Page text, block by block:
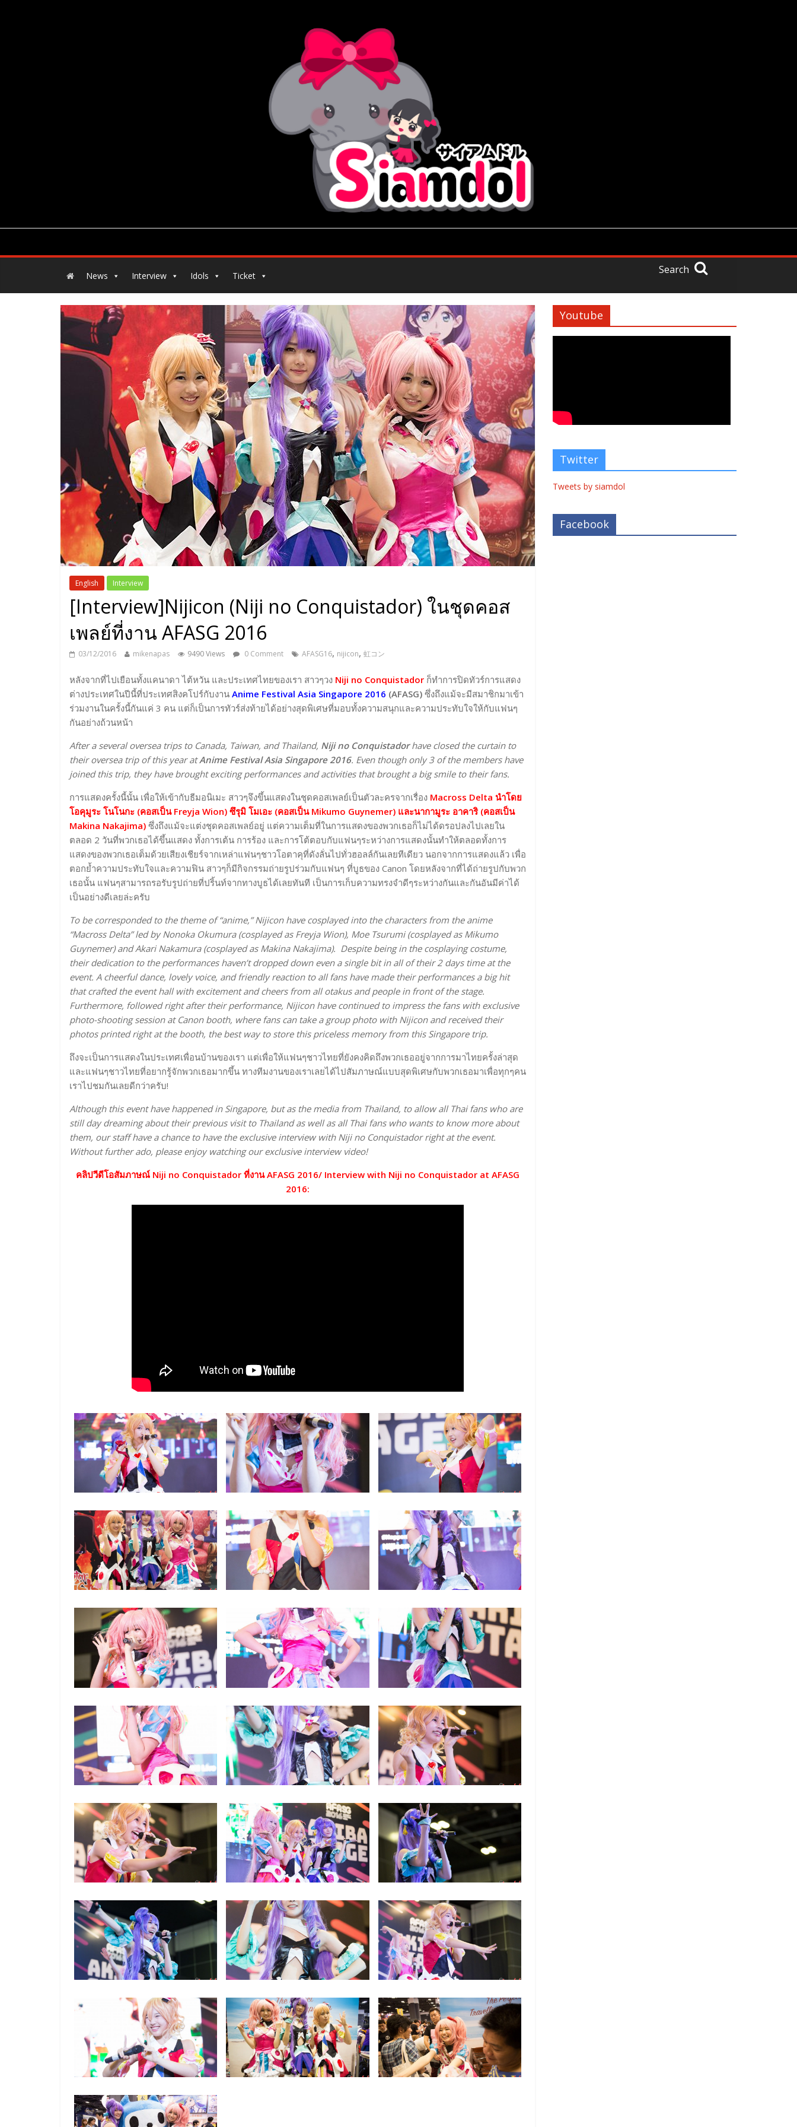
News Interview Idols Ticket Search
English Interview
[Interview]Nijicon (Niji no Conquistador) ในชุดคอส
เพลย์ที่งาน AFASG 2016
03/12/2016 mikenapas 9490 Views 0 Comment AFASG16, nijicon, 虹コン
หลังจากที่ไปเยือนทั้งแคนาดา ไต้หวัน และประเทศไทยของเรา สาวๆวง Niji no Conquistador ก็ทำการปิดทัวร์การแสดง
ต่างประเทศในปีนี้ที่ประเทศสิงคโปร์กับงาน Anime Festival Asia Singapore 2016 (AFASG) ซึ่งถึงแม้จะมีสมาชิกมาเข้า
ร่วมงานในครั้งนี้กันแค่ 3 คน แต่ก็เป็นการทัวร์ส่งท้ายได้อย่างสุดพิเศษที่มอบทั้งความสนุกและความประทับใจให้กับแฟนๆ
กันอย่างถ้วนหน้า
After a several oversea trips to Canada, Taiwan, and Thailand, Niji no Conquistadorhave closed the curtain to
their oversea trip of this year atAnime Festival Asia Singapore 2016. Even though only 3 of the members have
joined this trip, they have brought exciting performances and activities that brought a big smile to their fans.
การแสดงครั้งนี้นั้น เพื่อให้เข้ากับธีมอนิเมะ สาวๆจึงขึ้นแสดงในชุดคอสเพลย์เป็นตัวละครจากเรื่อง Macross Delta นำโดย
โอคุมูระ โนโนกะ (คอสเป็น Freyja Wion) ซึรุมิ โมเอะ (คอสเป็น Mikumo Guynemer) และนากามูระ อาคาริ (คอสเป็น
Makina Nakajima) ซึ่งถึงแม้จะแต่งชุดคอสเพลย์อยู่ แต่ความเต็มที่ในการแสดงของพวกเธอก็ไม่ได้ดรอปลงไปเลยใน
ตลอด 2 วันที่พวกเธอได้ขึ้นแสดง ทั้งการเต้น การร้อง และการโต้ตอบกับแฟนๆระหว่างการแสดงนั้นทำให้ตลอดทั้งการ
แสดงของพวกเธอเต็มด้วยเสียงเชียร์จากเหล่าแฟนๆชาวโอตาคุที่ดังลั่นไปทั่วฮอลล์กันเลยทีเดียว นอกจากการแสดงแล้ว เพื่อ
ตอกย้ำความประทับใจและความฟิน สาวๆก็มีกิจกรรมถ่ายรูปร่วมกับแฟนๆ ที่บูธของ Canon โดยหลังจากที่ได้ถ่ายรูปกับพวก
เธอนั้น แฟนๆสามารถรอรับรูปถ่ายที่ปริ้นท์จากทางบูธได้เลยทันที เป็นการเก็บความทรงจำดีๆระหว่างกันและกันอันมีค่าได้
เป็นอย่างดีเลยล่ะครับ
To be corresponded to the theme of “anime,” Nijicon have cosplayed into the characters from the anime
“Macross Delta” led by Nonoka Okumura (cosplayed as Freyja Wion), Moe Tsurumi (cosplayed as Mikumo
Guynemer) and Akari Nakamura (cosplayed as Makina Nakajima). Despite being in the cosplaying costume,
their dedication to the performances haven’t dropped down even a single bit in all of their 2 days time at the
event. A cheerful dance, lovely voice, and friendly reaction to all fans have made their performances a big hit
that crafted the event hall with excitement and cheers from all otakus and people in front of the stage.
Furthermore, followed right after their performance, Nijicon have continued to impress the fans with exclusive
photo-shooting session at Canon booth, where fans can take a group photo with Nijicon and received their
photos printed right at the booth, the best way to store this priceless memory from this Singapore trip.
ถึงจะเป็นการแสดงในประเทศเพื่อนบ้านของเรา แต่เพื่อให้แฟนๆชาวไทยที่ยังคงคิดถึงพวกเธออยู่จากการมาไทยครั้งล่าสุด
และแฟนๆชาวไทยที่อยากรู้จักพวกเธอมากขึ้น ทางทีมงานของเราเลยได้ไปสัมภาษณ์แบบสุดพิเศษกับพวกเธอมาเพื่อทุกๆคน
เราไปชมกันเลยดีกว่าครับ!
Although this event have happened in Singapore, but as the media from Thailand, to allow all Thai fans who are
still day dreaming about their previous visit to Thailand as well as all Thai fans who wants to know more about
them, our staff have a chance to have the exclusive interview with Niji no Conquistador right at the event.
Without further ado, please enjoy watching our exclusive interview video!
คลิปวีดีโอสัมภาษณ์ Niji no Conquistador ที่งาน AFASG 2016/ Interview with Niji no Conquistador at AFASG
2016:
Youtube
Twitter
Tweets by siamdol
Facebook